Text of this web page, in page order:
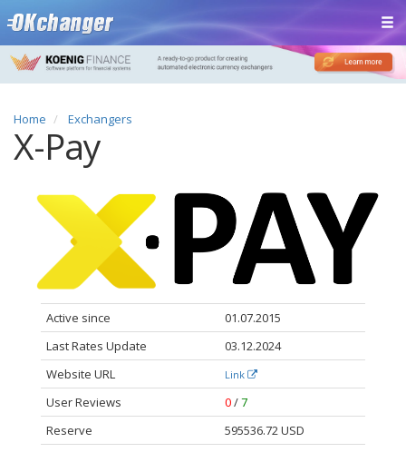
Home Exchangers
X-Pay
Active since
01.07.2015
Last Rates Update
03.12.2024
Website URL
Link
User Reviews 0/7
Reserve
595536.72 USD